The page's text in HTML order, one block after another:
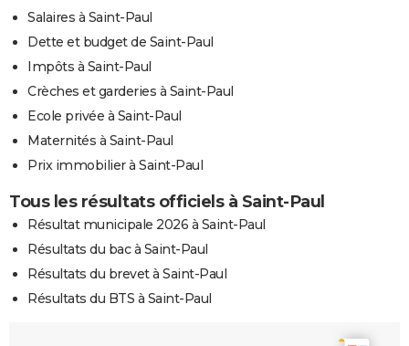
Salaires à Saint-Paul
Dette et budget de Saint-Paul
Impôts à Saint-Paul
Crèches et garderies à Saint-Paul
Ecole privée à Saint-Paul
Maternités à Saint-Paul
Prix immobilier à Saint-Paul
Tous les résultats officiels à Saint-Paul
Résultat municipale 2026 à Saint-Paul
Résultats du bac à Saint-Paul
Résultats du brevet à Saint-Paul
Résultats du BTS à Saint-Paul